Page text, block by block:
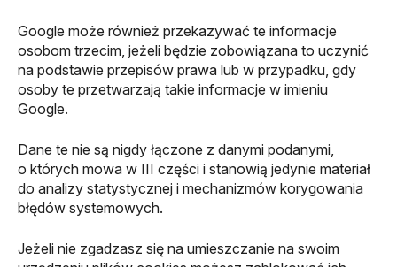
Google może również przekazywać te informacje
osobom trzecim, jeżeli będzie zobowiązana to uczynić
na podstawie przepisów prawa lub w przypadku, gdy
osoby te przetwarzają takie informacje w imieniu
Google.
Dane te nie są nigdy łączone z danymi podanymi,
o których mowa w III części i stanowią jedynie materiał
do analizy statystycznej i mechanizmów korygowania
błędów systemowych.
Jeżeli nie zgadzasz się na umieszczanie na swoim